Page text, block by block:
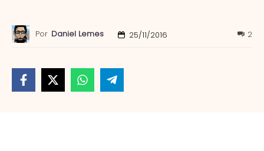
Por Daniel Lemes 25/11/2016 2